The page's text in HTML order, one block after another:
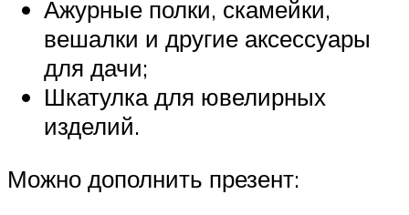
Ажурные полки, скамейки,
вешалки и другие аксессуары
для дачи;
Шкатулка для ювелирных
изделий.
Можно дополнить презент: